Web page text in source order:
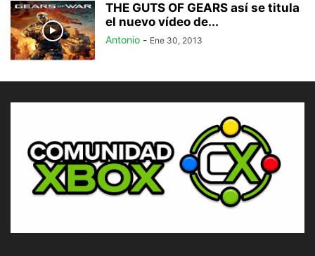
THE GUTS OF GEARS así se titula
el nuevo vídeo de...
Antonio - Ene 30, 2013